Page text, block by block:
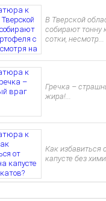
В Тверской
собирают тонну
сотки, несмотр...
Гречка –
жира!...
Как избавиться
капусте без